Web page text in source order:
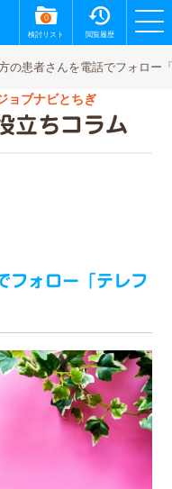
0
検討リスト 閲覧履歴
の患者さんを電話でフォロー
ョブナビとちぎ
立ちコラム
フォロー「テレフ